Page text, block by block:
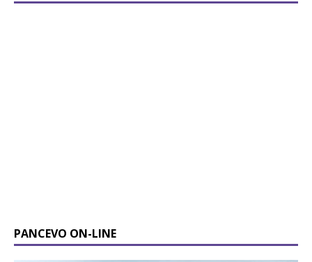
PANCEVO ON-LINE